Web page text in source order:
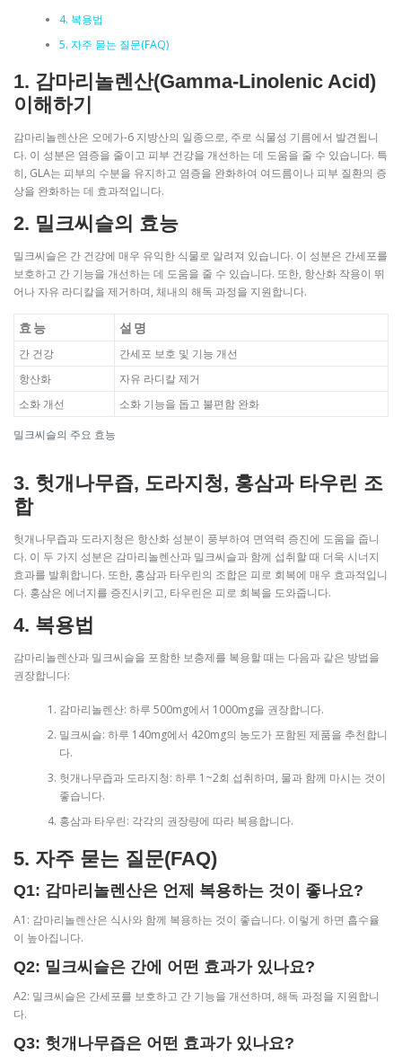
4. 복용법
5. 자주 묻는 질문(FAQ)
1. 감마리놀렌산(Gamma-Linolenic Acid)
이해하기
감마리놀렌산은 오메가-6 지방산의 일종으로, 주로 식물성 기름에서 발견됩니
다. 이 성분은 염증을 줄이고 피부 건강을 개선하는 데 도움을 줄 수 있습니다. 특
히, GLA는 피부의 수분을 유지하고 염증을 완화하여 여드름이나 피부 질환의 증
상을 완화하는 데 효과적입니다.
2. 밀크씨슬의 효능
밀크씨슬은 간 건강에 매우 유익한 식물로 알려져 있습니다. 이 성분은 간세포를
보호하고 간 기능을 개선하는 데 도움을 줄 수 있습니다. 또한, 항산화 작용이 뛰
어나 자유 라디칼을 제거하며, 체내의 해독 과정을 지원합니다.
밀크씨슬의 주요 효능
효능 설명
간 건강
간세포 보호 및 기능 개선
항산화
자유 라디칼 제거
소화 개선
소화 기능을 돕고 불편함 완화
3. 헛개나무즙, 도라지청, 홍삼과 타우린 조
합
헛개나무즙과 도라지청은 항산화 성분이 풍부하여 면역력 증진에 도움을 줍니
다. 이 두 가지 성분은 감마리놀렌산과 밀크씨슬과 함께 섭취할 때 더욱 시너지
효과를 발휘합니다. 또한, 홍삼과 타우린의 조합은 피로 회복에 매우 효과적입니
다. 홍삼은 에너지를 증진시키고, 타우린은 피로 회복을 도와줍니다.
4. 복용법
감마리놀렌산과 밀크씨슬을 포함한 보충제를 복용할 때는 다음과 같은 방법을
권장합니다:
감마리놀렌산: 하루 500mg에서 1000mg을 권장합니다.
밀크씨슬: 하루 140mg에서 420mg의 농도가 포함된 제품을 추천합니
다.
헛개나무즙과 도라지청: 하루 1~2회 섭취하며, 물과 함께 마시는 것이
좋습니다.
홍삼과 타우린: 각각의 권장량에 따라 복용합니다.
5. 자주 묻는 질문(FAQ)
Q1: 감마리놀렌산은 언제 복용하는 것이 좋나요?
A1: 감마리놀렌산은 식사와 함께 복용하는 것이 좋습니다. 이렇게 하면 흡수율
이 높아집니다.
Q2: 밀크씨슬은 간에 어떤 효과가 있나요?
A2: 밀크씨슬은 간세포를 보호하고 간 기능을 개선하며, 해독 과정을 지원합니
다.
Q3: 헛개나무즙은 어떤 효과가 있나요?